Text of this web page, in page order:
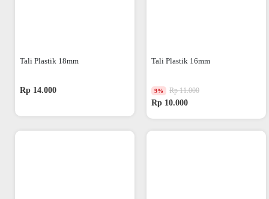
Tali Plastik 18mm
Rp 14.000
Tali Plastik 16mm
9% Rp 11.000
Rp 10.000